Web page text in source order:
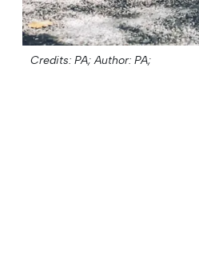
Credits: PA; Author: PA;